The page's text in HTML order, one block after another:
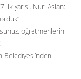
ilk yarısı. Nuri Aslan:
öğretmenlerin
Belediyesi’nden